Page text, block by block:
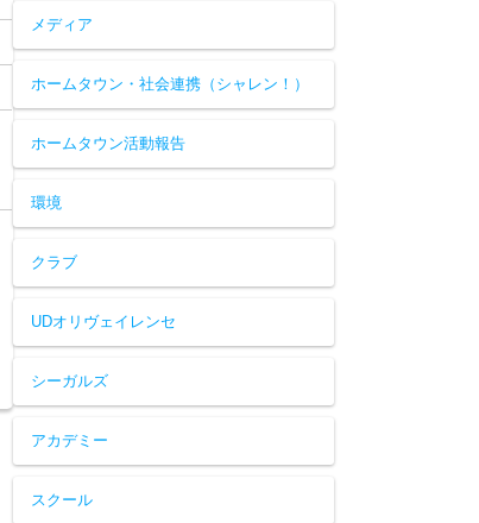
メディア
ホームタウン・社会連携（シャレン！）
ホームタウン活動報告
環境
クラブ
UDオリヴェイレンセ
シーガルズ
アカデミー
スクール